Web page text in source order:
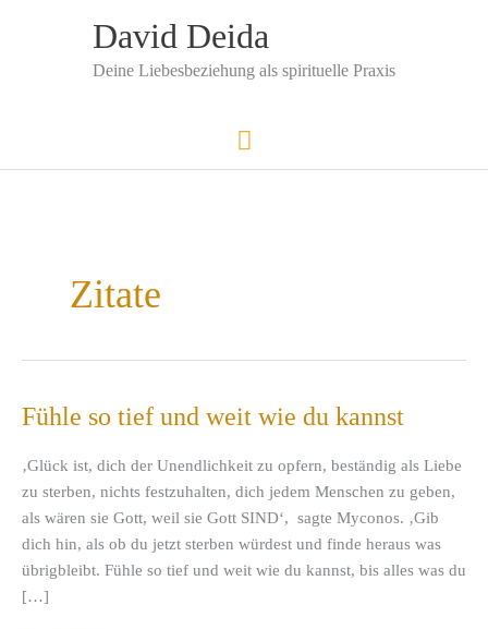
David Deida
Deine Liebesbeziehung als spirituelle Praxis
Hauptmenü
Zitate
Fühle so tief und weit wie du kannst
‚Glück ist, dich der Unendlichkeit zu opfern, beständig als Liebe
zu sterben, nichts festzuhalten, dich jedem Menschen zu geben,
als wären sie Gott, weil sie Gott SIND‘, sagte Myconos. ‚Gib
dich hin, als ob du jetzt sterben würdest und finde heraus was
übrigbleibt. Fühle so tief und weit wie du kannst, bis alles was du
[…]